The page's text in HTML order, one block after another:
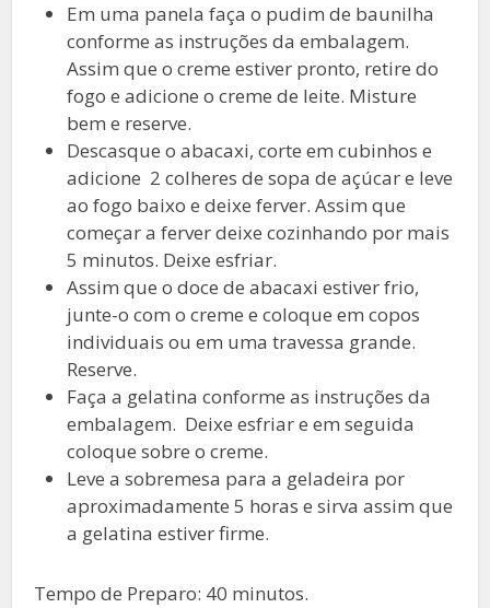
Em uma panela faça o pudim de baunilha
conforme as instruções da embalagem.
Assim que o creme estiver pronto, retire do
fogo e adicione o creme de leite. Misture
bem e reserve.
Descasque o abacaxi, corte em cubinhos e
adicione 2 colheres de sopa de açúcar e leve
ao fogo baixo e deixe ferver. Assim que
começar a ferver deixe cozinhando por mais
5 minutos. Deixe esfriar.
Assim que o doce de abacaxi estiver frio,
junte-o com o creme e coloque em copos
individuais ou em uma travessa grande.
Reserve.
Faça a gelatina conforme as instruções da
embalagem. Deixe esfriar e em seguida
coloque sobre o creme.
Leve a sobremesa para a geladeira por
aproximadamente 5 horas e sirva assim que
a gelatina estiver firme.
Tempo de Preparo: 40 minutos.